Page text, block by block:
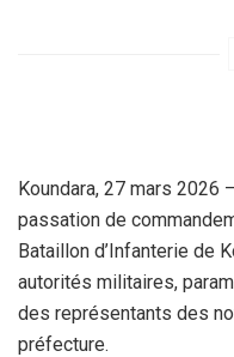
Koundara, 27 mars 2026
passation de
Bataillon d’Infanterie de
autorités militaires,
des représentants des
préfecture.